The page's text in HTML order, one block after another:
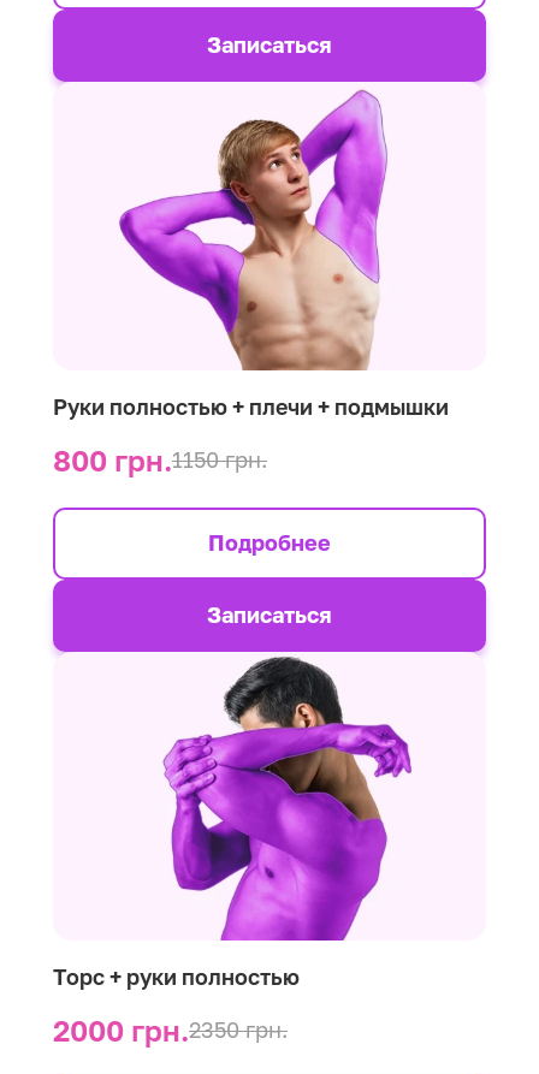
Записаться
Руки полностью + плечи + подмышки
800 грн.1150 грн.
Подробнее
Записаться
Торс + руки полностью
2000 грн.2350 грн.